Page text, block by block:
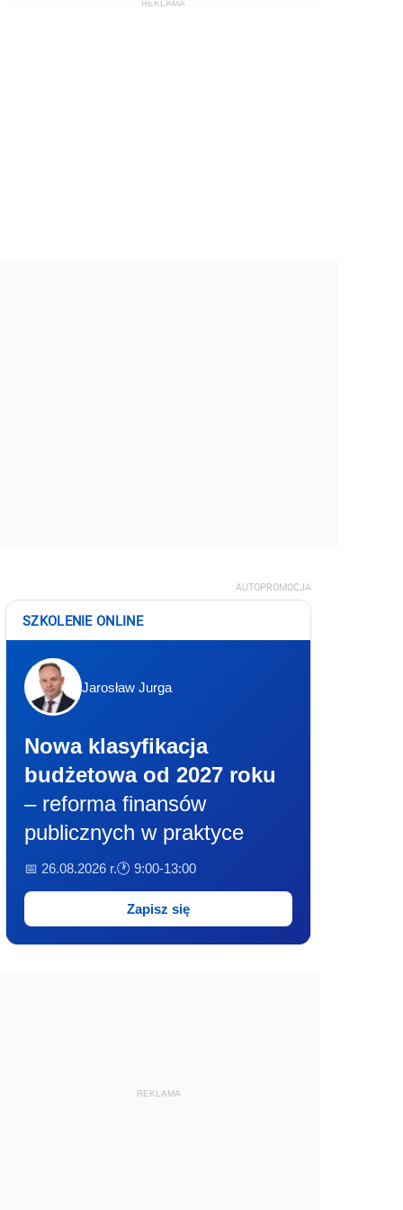
AUTOPROMOCJA
SZKOLENIE ONLINE
Jarosław Jurga
Nowa klasyfikacja
budżetowa od 2027 roku
– reforma finansów
publicznych w praktyce
📅 26.08.2026 r.🕐 9:00-13:00
Zapisz się
REKLAMA